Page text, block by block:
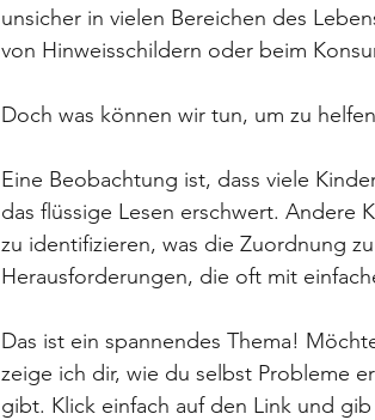
unsicher in vielen Bereichen des
von Hinweisschildern oder beim
Doch was können wir tun, um zu
Eine Beobachtung ist, dass viele
das flüssige Lesen erschwert. Andere
zu identifizieren, was die Zuordnung
Herausforderungen, die oft mit
Das ist ein spannendes Thema!
zeige ich dir, wie du selbst Probleme
gibt. Klick einfach auf den Link und